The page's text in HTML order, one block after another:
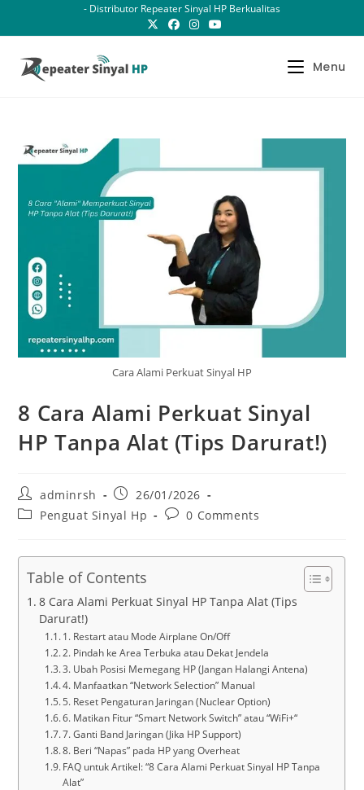
- Distributor Repeater Sinyal HP Berkualitas
Menu
Cara Alami Perkuat Sinyal HP
8 Cara Alami Perkuat Sinyal
HP Tanpa Alat (Tips Darurat!)
Post
author:
adminrsh
Post
published:
26/01/2026
PostPenguat Sinyal Hp
Post0 Comments
Table of Contents
8 Cara Alami Perkuat Sinyal HP Tanpa Alat (Tips
Darurat!)
1. Restart atau Mode Airplane On/Off
2. Pindah ke Area Terbuka atau Dekat Jendela
3. Ubah Posisi Memegang HP (Jangan Halangi Antena)
4. Manfaatkan “Network Selection” Manual
5. Reset Pengaturan Jaringan (Nuclear Option)
6. Matikan Fitur “Smart Network Switch” atau “WiFi+“
7. Ganti Band Jaringan (Jika HP Support)
8. Beri “Napas” pada HP yang Overheat
FAQ untuk Artikel: “8 Cara Alami Perkuat Sinyal HP Tanpa
Alat”